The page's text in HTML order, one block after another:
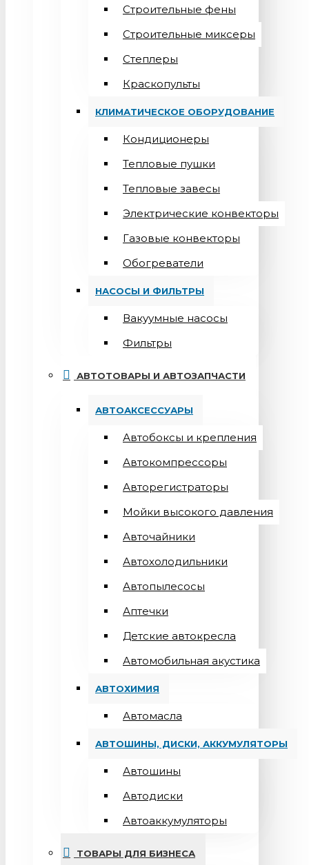
Строительные фены
Строительные миксеры
Степлеры
Краскопульты
КЛИМАТИЧЕСКОЕ ОБОРУДОВАНИЕ
Кондиционеры
Teпловые пушки
Тепловые завесы
Электрические конвекторы
Газовые конвекторы
Обогреватели
НАСОСЫ И ФИЛЬТРЫ
Вакуумные насосы
Фильтры
АВТОТОВАРЫ И АВТОЗАПЧАСТИ
АВТОАКСЕССУАРЫ
Автобоксы и крепления
Автокомпрессоры
Авторегистраторы
Мойки высокого давления
Авточайники
Автохолодильники
Автопылесосы
Аптечки
Детские автокресла
Автомобильная акустика
АВТОХИМИЯ
Автомасла
АВТОШИНЫ, ДИСКИ, АККУМУЛЯТОРЫ
Автошины
Автодиски
Автоаккумуляторы
ТОВАРЫ ДЛЯ БИЗНЕСА